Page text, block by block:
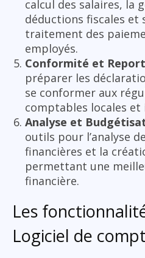
calcul des salaires, la
déductions fiscales et
traitement des
employés.
Conformité et
préparer les
se conformer aux
comptables locales
Analyse et
outils pour l’analyse
financières et la
permettant une
financière.
Les
Logiciel de